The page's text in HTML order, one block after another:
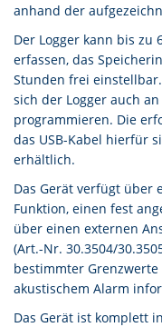
anhand der
Der Logger kann bis zu
erfassen, das
Stunden frei
sich der Logger auch
programmieren. Die
das USB-Kabel hierfür
erhältlich.
Das Gerät verfügt über
Funktion, einen fest
über einen externen
(Art.-Nr. 30.3504/
bestimmter
akustischem Alarm
Das Gerät ist komplett